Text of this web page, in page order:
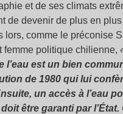
et de ses climats
de devenir de plus en
lors, comme le préconise
femme politique chilienne,
l’eau est un bien
de 1980 qui lui
un accès à l’eau
être garanti par l’État.